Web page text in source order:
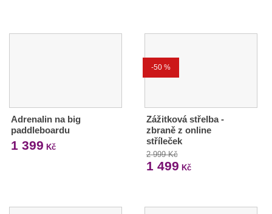
Adrenalin na big
paddleboardu
1 399 Kč
-50 %
Zážitková střelba -
zbraně z online
stříleček
2 999 Kč
1 499 Kč